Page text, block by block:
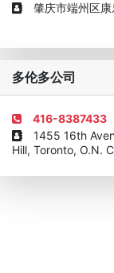
大移民顾问资格证书
肇庆市端州区康
多伦多公司
416-8387433
1455 16th
Hill, Toronto, O.N.